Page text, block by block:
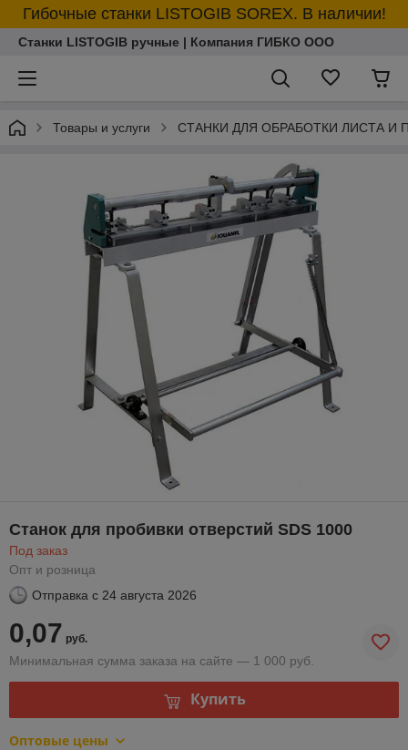
Гибочные станки LISTOGIB SOREX. В наличии!
Станки LISTOGIB ручные | Компания ГИБКО ООО
Товары и услуги СТАНКИ ДЛЯ ОБРАБОТКИ ЛИСТА И
Станок для пробивки отверстий SDS 1000
Под заказ
Опт и розница
Отправка с 24 августа 2026
0,07 руб.
Минимальная сумма заказа на сайте — 1 000 руб.
Купить
Оптовые цены